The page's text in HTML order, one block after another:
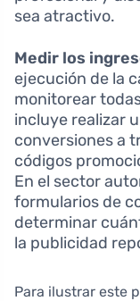
sea atractivo.
Medir los
ejecución de la
monitorear
incluye realizar
conversiones a
códigos
En el sector
formularios de
determinar
la publicidad
Para ilustrar este